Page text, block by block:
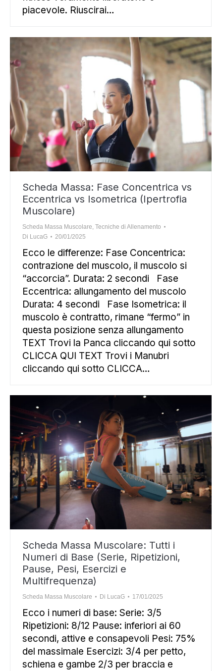
piacevole. Riuscirai…
Scheda Massa: Fase Concentrica vs
Eccentrica vs Isometrica (Ipertrofia
Muscolare)
Scheda Massa Muscolare, Tecniche di Allenamento
Di LucaG 20/01/2025
Ecco le differenze: Fase Concentrica:
contrazione del muscolo, il muscolo si
“accorcia”. Durata: 2 secondi Fase
Eccentrica: allungamento del muscolo
Durata: 4 secondi Fase Isometrica: il
muscolo è contratto, rimane “fermo” in
questa posizione senza allungamento
TEXT Trovi la Panca cliccando qui sotto
CLICCA QUI TEXT Trovi i Manubri
cliccando qui sotto CLICCA…
Scheda Massa Muscolare: Tutti i
Numeri di Base (Serie, Ripetizioni,
Pause, Pesi, Esercizi e
Multifrequenza)
Scheda Massa Muscolare Di LucaG 17/01/2025
Ecco i numeri di base: Serie: 3/5
Ripetizioni: 8/12 Pause: inferiori ai 60
secondi, attive e consapevoli Pesi: 75%
del massimale Esercizi: 3/4 per petto,
schiena e gambe 2/3 per braccia e